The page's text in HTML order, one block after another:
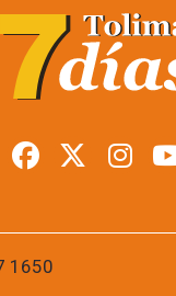
en
Tolima7Días.